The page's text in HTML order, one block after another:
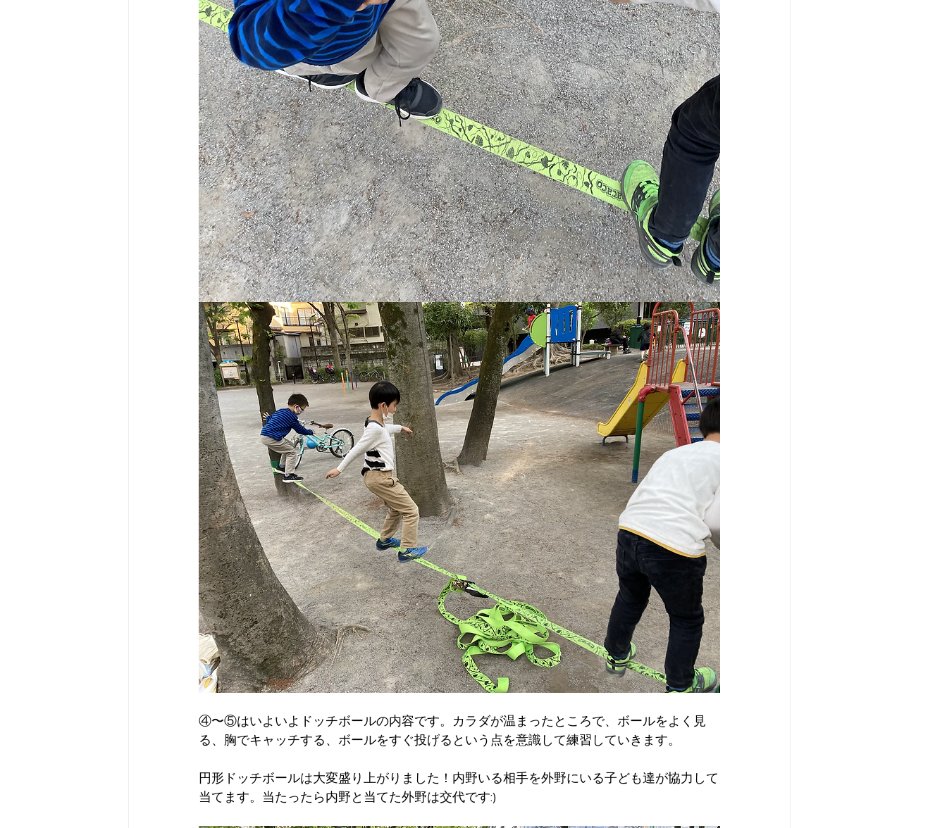
④〜⑤はいよいよドッチボールの内容です。カラダが温まったところで、ボールをよく見
る、胸でキャッチする、ボールをすぐ投げるという点を意識して練習していきます。
円形ドッチボールは大変盛り上がりました！内野いる相手を外野にいる子ども達が協力して
当てます。当たったら内野と当てた外野は交代です:)